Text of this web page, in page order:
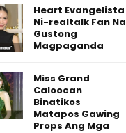
Heart Evangelista
Ni-realtalk Fan Na
Gustong
Magpaganda
Miss Grand
Caloocan
Binatikos
Matapos Gawing
Props Ang Mga